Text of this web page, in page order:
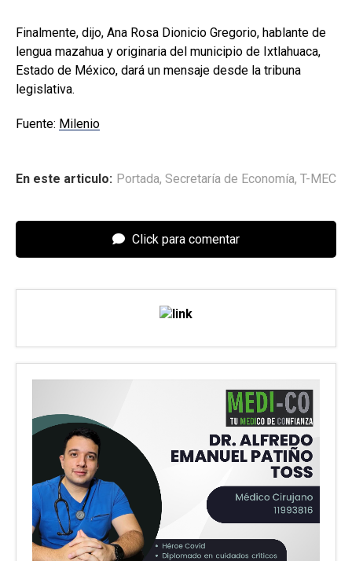
Finalmente, dijo, Ana Rosa Dionicio Gregorio, hablante de
lengua mazahua y originaria del municipio de Ixtlahuaca,
Estado de México, dará un mensaje desde la tribuna
legislativa.
Fuente: Milenio
En este articulo: Portada, Secretaría de Economía, T-MEC
Click para comentar